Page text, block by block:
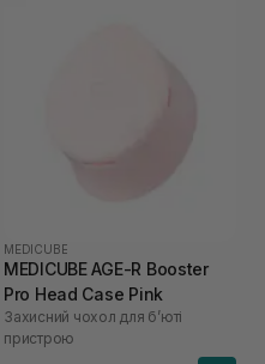
MEDICUBE
MEDICUBE AGE-R Booster
Pro Head Case Pink
Захисний чохол для бʼюті
пристрою